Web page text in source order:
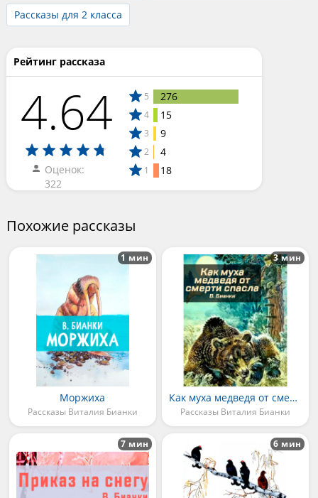
Рассказы для 2 класса
Рейтинг рассказа
4.64
Оценок:
322
5 276
4 15
3 9
2 4
1 18
Похожие рассказы
Моржиха
Рассказы Виталия Бианки
1 мин
Как муха медведя от смерти спасла
Рассказы Виталия Бианки
3 мин
7 мин 6 мин